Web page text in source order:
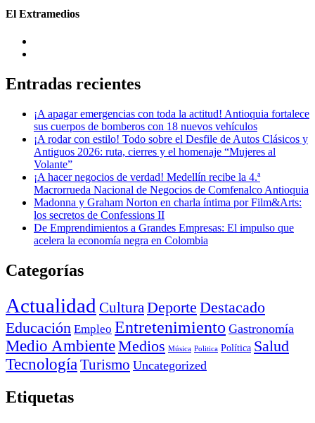
El Extramedios
Entradas recientes
¡A apagar emergencias con toda la actitud! Antioquia fortalece
sus cuerpos de bomberos con 18 nuevos vehículos
¡A rodar con estilo! Todo sobre el Desfile de Autos Clásicos y
Antiguos 2026: ruta, cierres y el homenaje “Mujeres al
Volante”
¡A hacer negocios de verdad! Medellín recibe la 4.ª
Macrorrueda Nacional de Negocios de Comfenalco Antioquia
Madonna y Graham Norton en charla íntima por Film&Arts:
los secretos de Confessions II
De Emprendimientos a Grandes Empresas: El impulso que
acelera la economía negra en Colombia
Categorías
Actualidad Cultura Deporte Destacado
Educación Empleo Entretenimiento Gastronomía
Medio AmbienteMedios Música Politica Política Salud
Tecnología Turismo Uncategorized
Etiquetas